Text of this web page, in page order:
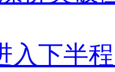
入下半